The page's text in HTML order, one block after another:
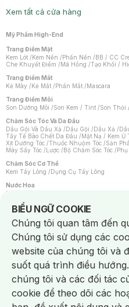
Xem tất cả cửa hàng
Mỹ Phẩm High-End
Trang Điểm Mặt
Kem Lót /Kem Nền /Phấn Nền /BB / CC
Che Khuyết Điểm /Má Hồng /Tạo Khối /
Trang Điểm Mắt
Kẻ Mày /Kẻ Mắt /Phấn Mắt /Mascara
Trang Điểm Môi
Son Dưỡng Môi /Son Kem / Tint /Son Thỏi /
Chăm Sóc Tóc Và Da Đầu
Dầu Gội Và Dầu Xả /Dầu Gội /Dầu Xả /
Tẩy Tế Bào Chết Da Đầu /Mặt Nạ / Kem Ủ
Xịt Dưỡng Tóc /Thuốc Nhuộm Tóc /Sản
Máy Sấy Tóc /Lược /Bộ Chăm Sóc Tóc /
Chăm Sóc Cơ Thể
Kem Tẩy Lông /Dụng Cụ Tẩy Lông
Nước Hoa
Nước Hoa Nữ
Chăm Sóc Cá Nhân
Chống Muỗi /Khẩu Trang /Máy Massage/
Sản Phẩm Chăm Sóc Khác /Bàn Chải
Hỗ Trợ Trắng Răng/Kem Đánh Răng /Máy
Tăm / Chỉ Nha Khoa/ Xịt Thơm Miệng /
Khăn Ướt Vệ Sinh Vùng Kín/Băng Vệ
Máy Cạo Râu
Vấn Đề Về Da
Da Dầu / Lỗ Chân Lông To/ Da Khô / Mất
Da Nhạy Cảm / Kích Ứng
Da Xỉn Màu
Quầng Thâm & Bọng Mắt /Sẹo /Viêm Da
BIỂU NGỮ COOKIE
Notice about cookies usage
Chúng tôi quan tâm đến
Chúng tôi sử dụng các
website của chúng tôi và
suốt quá trình điều
chúng tôi và các đối tác
cookie để theo dõi các